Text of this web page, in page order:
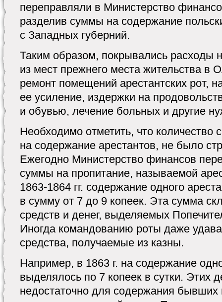
переправляли в Министерство
разделив суммы на содержание
с Западных губерний.
Таким образом, покрывались расходы
из мест прежнего места жительства в
ремонт помещений арестантских рот,
ее усиление, издержки на
и обувью, лечение больных и другие
Необходимо отметить, что количество
на содержание арестантов, не было
Ежегодно Министерство финансов
суммы на пропитание, называемой
1863-1864 гг. содержание одного
в сумму от 7 до 9 копеек. Эта сумма
средств и денег, выделяемых
Иногда командованию роты даже
средства, получаемые из казны.
Например, в 1863 г. на содержание
выделялось по 7 копеек в сутки. Этих
недостаточно для содержания бывших